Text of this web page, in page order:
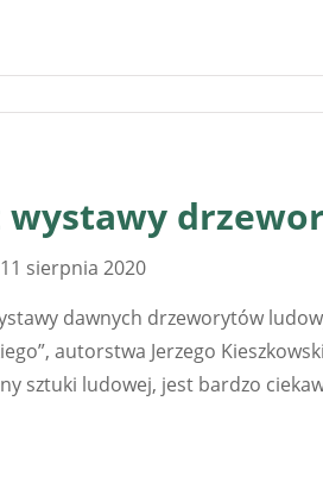
wystawy
11 sierpnia 2020
dawnych drzeworytów
autorstwa Jerzego
sztuki ludowej, jest bardzo